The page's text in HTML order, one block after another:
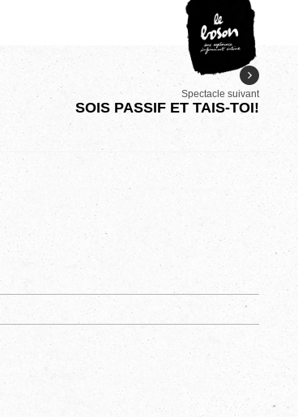
Spectacle suivant
SOIS PASSIF ET TAIS-TOI!